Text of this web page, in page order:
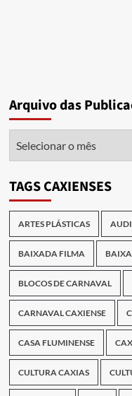
Arquivo das
TAGS CAXIENSES
ARTES PLÁSTICAS
BAIXADA FILMA
BLOCOS DE CARNAVAL
CARNAVAL CAXIENSE
CASA FLUMINENSE
CULTURA CAXIAS